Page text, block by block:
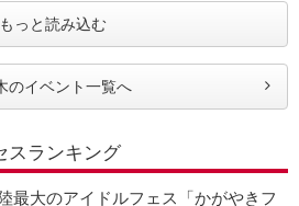
もっと読み込む
のイベント一覧へ
スランキング
最大のアイドルフェス「かがやきフ